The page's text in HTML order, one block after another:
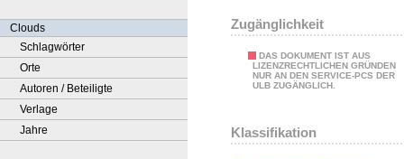
Clouds
Schlagwörter
Orte
Autoren / Beteiligte
Verlage
Jahre
Zugänglichkeit
DAS DOKUMENT IST AUS
LIZENZRECHTLICHEN GRÜNDEN
NUR AN DEN SERVICE-PCS DER
ULB ZUGÄNGLICH.
Klassifikation